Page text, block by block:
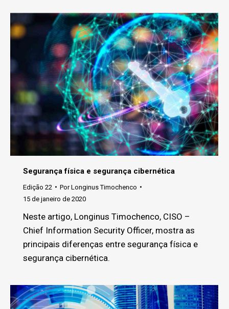
Segurança física e segurança cibernética
Edição 22 PorLonginus Timochenco
15 de janeiro de 2020
Neste artigo, Longinus Timochenco, CISO –
Chief Information Security Officer, mostra as
principais diferenças entre segurança física e
segurança cibernética.